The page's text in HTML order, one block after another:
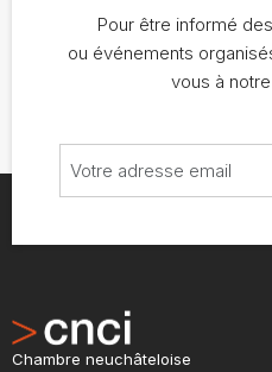
Pour être informé
ou événements
vous à
Chambre neuchâteloise